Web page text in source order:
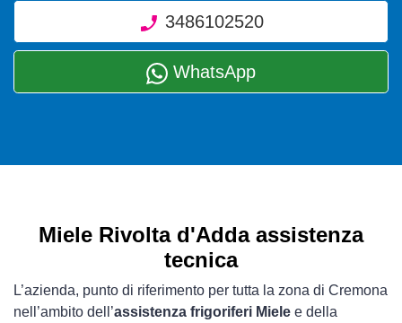
3486102520
WhatsApp
Miele Rivolta d'Adda assistenza
tecnica
L’azienda, punto di riferimento per tutta la zona di Cremona
nell’ambito dell’assistenza frigoriferi Miele e della